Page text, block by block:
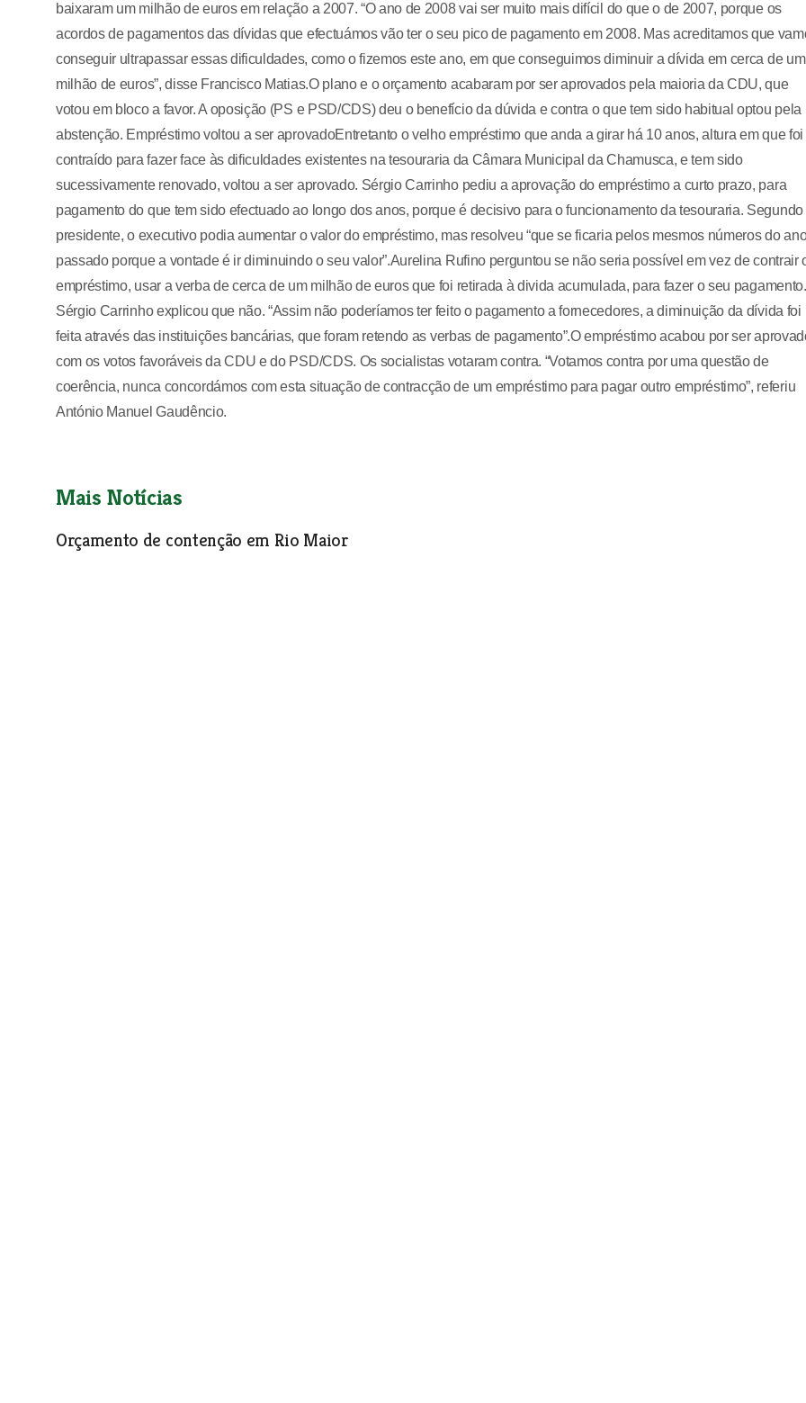
baixaram um milhão de euros em relação a 2007. “O ano de 2008 vai ser muito mais difícil do que o de 2007, porque os
acordos de pagamentos das dívidas que efectuámos vão ter o seu pico de pagamento em 2008. Mas acreditamos que
conseguir ultrapassar essas dificuldades, como o fizemos este ano, em que conseguimos diminuir a dívida em cerca de um
milhão de euros”, disse Francisco Matias.O plano e o orçamento acabaram por ser aprovados pela maioria da CDU, que
votou em bloco a favor. A oposição (PS e PSD/CDS) deu o benefício da dúvida e contra o que tem sido habitual optou pela
abstenção. Empréstimo voltou a ser aprovadoEntretanto o velho empréstimo que anda a girar há 10 anos, altura em que foi
contraído para fazer face às dificuldades existentes na tesouraria da Câmara Municipal da Chamusca, e tem sido
sucessivamente renovado, voltou a ser aprovado. Sérgio Carrinho pediu a aprovação do empréstimo a curto prazo, para
pagamento do que tem sido efectuado ao longo dos anos, porque é decisivo para o funcionamento da tesouraria. Segundo
presidente, o executivo podia aumentar o valor do empréstimo, mas resolveu “que se ficaria pelos mesmos números do
passado porque a vontade é ir diminuindo o seu valor”.Aurelina Rufino perguntou se não seria possível em vez de contrair
empréstimo, usar a verba de cerca de um milhão de euros que foi retirada à divida acumulada, para fazer o seu pagamento.
Sérgio Carrinho explicou que não. “Assim não poderíamos ter feito o pagamento a fornecedores, a diminuição da dívida foi
feita através das instituições bancárias, que foram retendo as verbas de pagamento”.O empréstimo acabou por ser
com os votos favoráveis da CDU e do PSD/CDS. Os socialistas votaram contra. “Votamos contra por uma questão de
coerência, nunca concordámos com esta situação de contracção de um empréstimo para pagar outro empréstimo”, referiu
António Manuel Gaudêncio.
Mais Notícias
Orçamento de contenção em Rio Maior